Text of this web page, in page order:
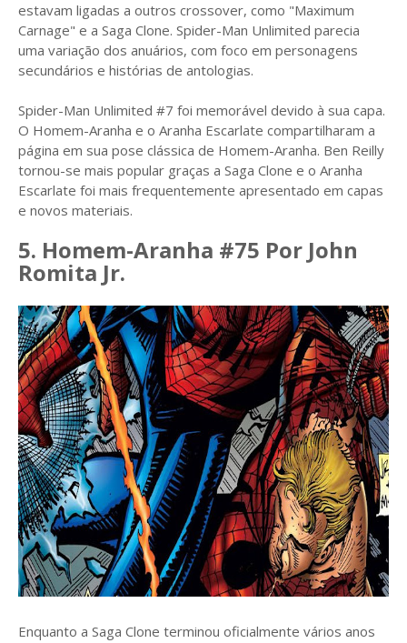
estavam ligadas a outros crossover, como "Maximum
Carnage" e a Saga Clone. Spider-Man Unlimited parecia
uma variação dos anuários, com foco em personagens
secundários e histórias de antologias.
Spider-Man Unlimited #7 foi memorável devido à sua capa.
O Homem-Aranha e o Aranha Escarlate compartilharam a
página em sua pose clássica de Homem-Aranha. Ben Reilly
tornou-se mais popular graças a Saga Clone e o Aranha
Escarlate foi mais frequentemente apresentado em capas
e novos materiais.
5. Homem-Aranha #75 Por John
Romita Jr.
Enquanto a Saga Clone terminou oficialmente vários anos